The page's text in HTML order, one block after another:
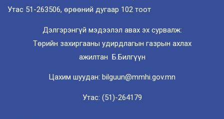
Утас 51-263506, өрөөний дугаар 102 тоот
Дэлгэрэнгүй мэдээлэл авах эх сурвалж:
Төрийн захиргааны удирдлагын газрын ахлах
ажилтан Б.Билгүүн
Цахим шуудан: bilguun@mmhi.gov.mn
Утас: (51)-264179